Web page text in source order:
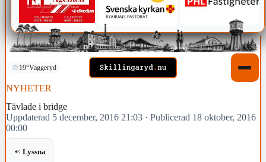
19°Vaggeryd
NYHETER
Tävlade i bridge
Uppdaterad 5 december, 2016 21:03 · Publicerad 18 oktober, 2016
00:00
Lyssna